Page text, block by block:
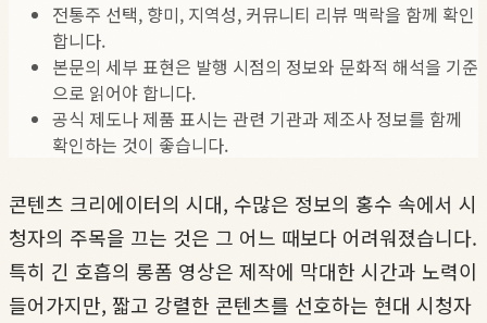
전통주 선택, 향미, 지역성, 커뮤니티 리뷰 맥락을 함께 확인
합니다.
본문의 세부 표현은 발행 시점의 정보와 문화적 해석을 기준
으로 읽어야 합니다.
공식 제도나 제품 표시는 관련 기관과 제조사 정보를 함께
확인하는 것이 좋습니다.
콘텐츠 크리에이터의 시대, 수많은 정보의 홍수 속에서 시
청자의 주목을 끄는 것은 그 어느 때보다 어려워졌습니다.
특히 긴 호흡의 롱폼 영상은 제작에 막대한 시간과 노력이
들어가지만, 짧고 강렬한 콘텐츠를 선호하는 현대 시청자